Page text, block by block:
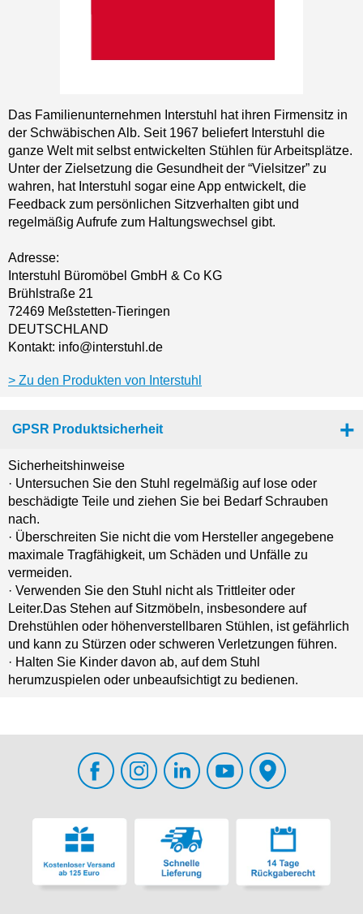
Das Familienunternehmen Interstuhl hat ihren Firmensitz in
der Schwäbischen Alb. Seit 1967 beliefert Interstuhl die
ganze Welt mit selbst entwickelten Stühlen für Arbeitsplätze.
Unter der Zielsetzung die Gesundheit der “Vielsitzer” zu
wahren, hat Interstuhl sogar eine App entwickelt, die
Feedback zum persönlichen Sitzverhalten gibt und
regelmäßig Aufrufe zum Haltungswechsel gibt.
Adresse:
Interstuhl Büromöbel GmbH & Co KG
Brühlstraße 21
72469 Meßstetten-Tieringen
DEUTSCHLAND
Kontakt: info@interstuhl.de
Zu den Produkten von Interstuhl
GPSR Produktsicherheit
Sicherheitshinweise
· Untersuchen Sie den Stuhl regelmäßig auf lose oder
beschädigte Teile und ziehen Sie bei Bedarf Schrauben
nach.
· Überschreiten Sie nicht die vom Hersteller angegebene
maximale Tragfähigkeit, um Schäden und Unfälle zu
vermeiden.
· Verwenden Sie den Stuhl nicht als Trittleiter oder
Leiter.Das Stehen auf Sitzmöbeln, insbesondere auf
Drehstühlen oder höhenverstellbaren Stühlen, ist gefährlich
und kann zu Stürzen oder schweren Verletzungen führen.
· Halten Sie Kinder davon ab, auf dem Stuhl
herumzuspielen oder unbeaufsichtigt zu bedienen.